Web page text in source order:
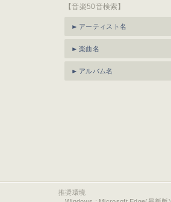
【音楽50音検索】
アーティスト名
楽曲名
アルバム名
推奨環境